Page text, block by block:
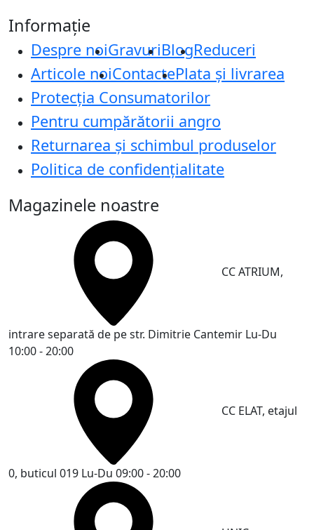
Informație
Despre noiGravuriBlogReduceri
Articole noiContactePlata și livrarea
Protecţia Consumatorilor
Pentru cumpărătorii angro
Returnarea și schimbul produselor
Politica de confidențialitate
Magazinele noastre
CC ATRIUM,
intrare separată de pe str. Dimitrie Cantemir Lu-Du
10:00 - 20:00
CC ELAT, etajul
0, buticul 019 Lu-Du 09:00 - 20:00